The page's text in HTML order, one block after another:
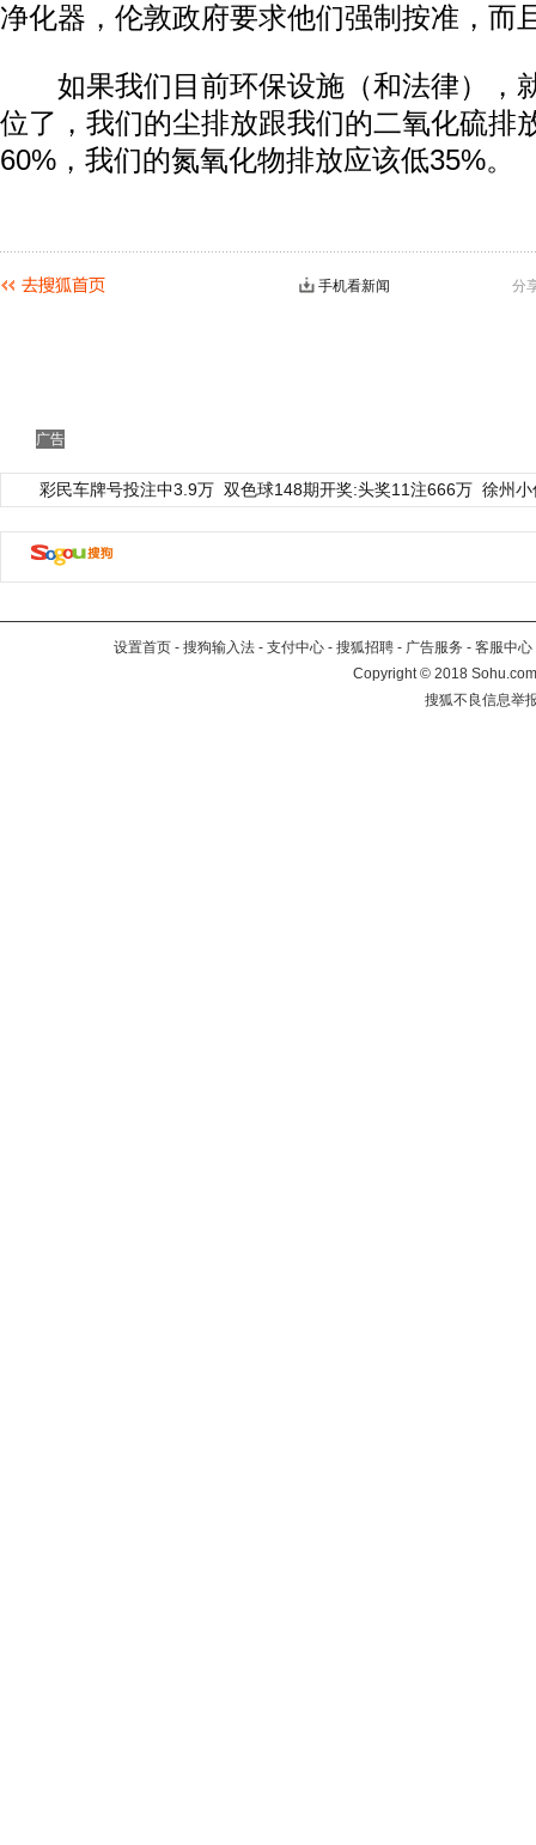
净化器，伦敦政府要求他们强制按准，而
如果我们目前环保设施（和法律），
位了，我们的尘排放跟我们的二氧化硫排
60%，我们的氮氧化物排放应该低35%。
分
手机看新闻
广告
彩民车牌号投注中3.9万 双色球148期开奖:头奖11注666万 徐州
设置首页 - 搜狗输入法 - 支付中心 - 搜狐招聘 - 广告服务 - 客服中心
Copyright©2018
搜狐不良信息举